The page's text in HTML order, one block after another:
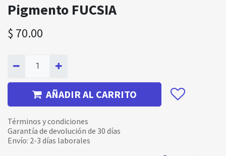
Pigmento FUCSIA
$ 70.00
AÑADIR AL CARRITO
Términos y condiciones
Garantía de devolución de 30 días
Envío: 2-3 días laborales